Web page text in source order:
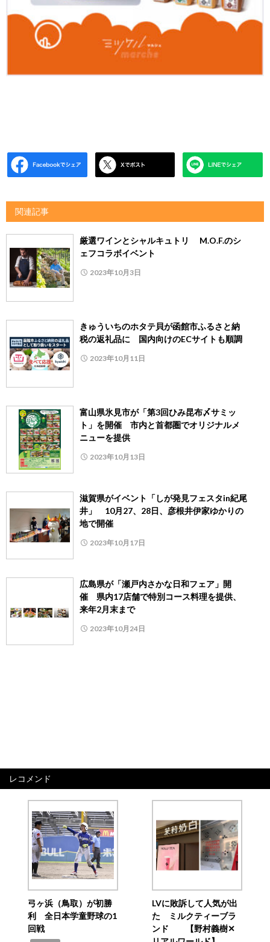
関連記事
厳選ワインとシャルキュトリ M.O.F.のシ
ェフコラボイベント
2023年10月3日
きゅういちのホタテ貝が函館市ふるさと納
税の返礼品に 国内向けのECサイトも順調
2023年10月11日
富山県氷見市が「第3回ひみ昆布〆サミッ
ト」を開催 市内と首都圏でオリジナルメ
ニューを提供
2023年10月13日
滋賀県がイベント「しが発見フェスタin紀尾
井」 10月27、28日、彦根井伊家ゆかりの
地で開催
2023年10月17日
広島県が「瀬戸内さかな日和フェア」開
催 県内17店舗で特別コース料理を提供、
来年2月末まで
2023年10月24日
レコメンド
弓ヶ浜（鳥取）が初勝
利 全日本学童野球の1
回戦
LVに敗訴して人気が出
た ミルクティーブラ
ンド 【野村義樹✕